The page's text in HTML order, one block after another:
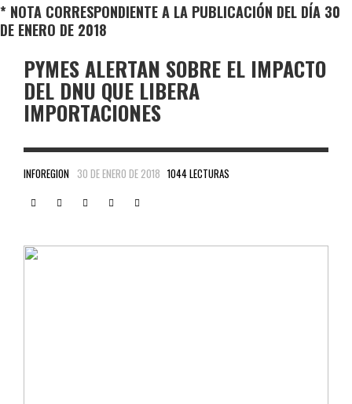
* NOTA CORRESPONDIENTE A LA PUBLICACIÓN DEL DÍA 30
DE ENERO DE 2018
PYMES ALERTAN SOBRE EL IMPACTO
DEL DNU QUE LIBERA
IMPORTACIONES
INFOREGION 30 DE ENERO DE 2018 1044 LECTURAS